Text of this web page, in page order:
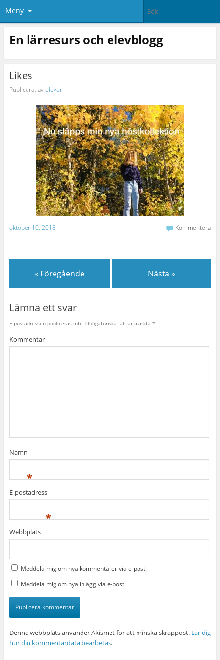
Meny
En lärresurs och elevblogg
Likes
Publicerat avelever
oktober 10, 2018 Kommentera
« Föregående Nästa »
Lämna ett svar
E-postadressen publiceras inte. Obligatoriska fält är märkta *
Kommentar
Namn
*
E-postadress
*
Webbplats
Meddela mig om nya kommentarer via e-post.
Meddela mig om nya inlägg via e-post.
Denna webbplats använder Akismet för att minska skräppost. Lär dig
hur din kommentardata bearbetas.